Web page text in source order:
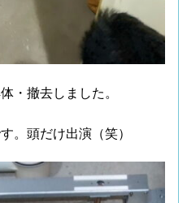
・撤去しました。
。頭だけ出演（笑）